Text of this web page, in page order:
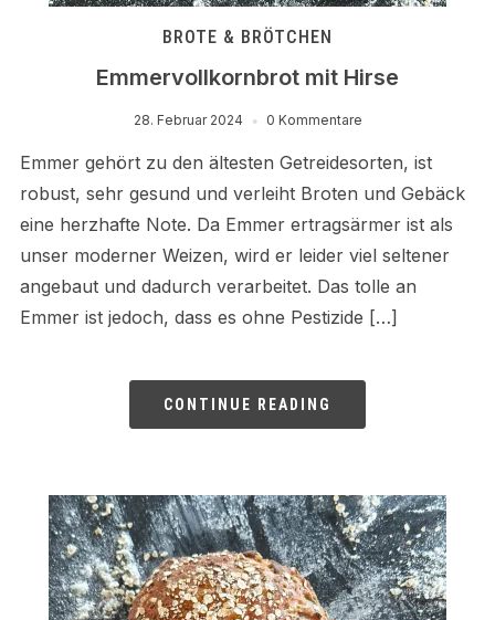
BROTE & BRÖTCHEN
Emmervollkornbrot mit Hirse
28. Februar 2024 0 Kommentare
Emmer gehört zu den ältesten Getreidesorten, ist
robust, sehr gesund und verleiht Broten und Gebäck
eine herzhafte Note. Da Emmer ertragsärmer ist als
unser moderner Weizen, wird er leider viel seltener
angebaut und dadurch verarbeitet. Das tolle an
Emmer ist jedoch, dass es ohne Pestizide […]
CONTINUE READING